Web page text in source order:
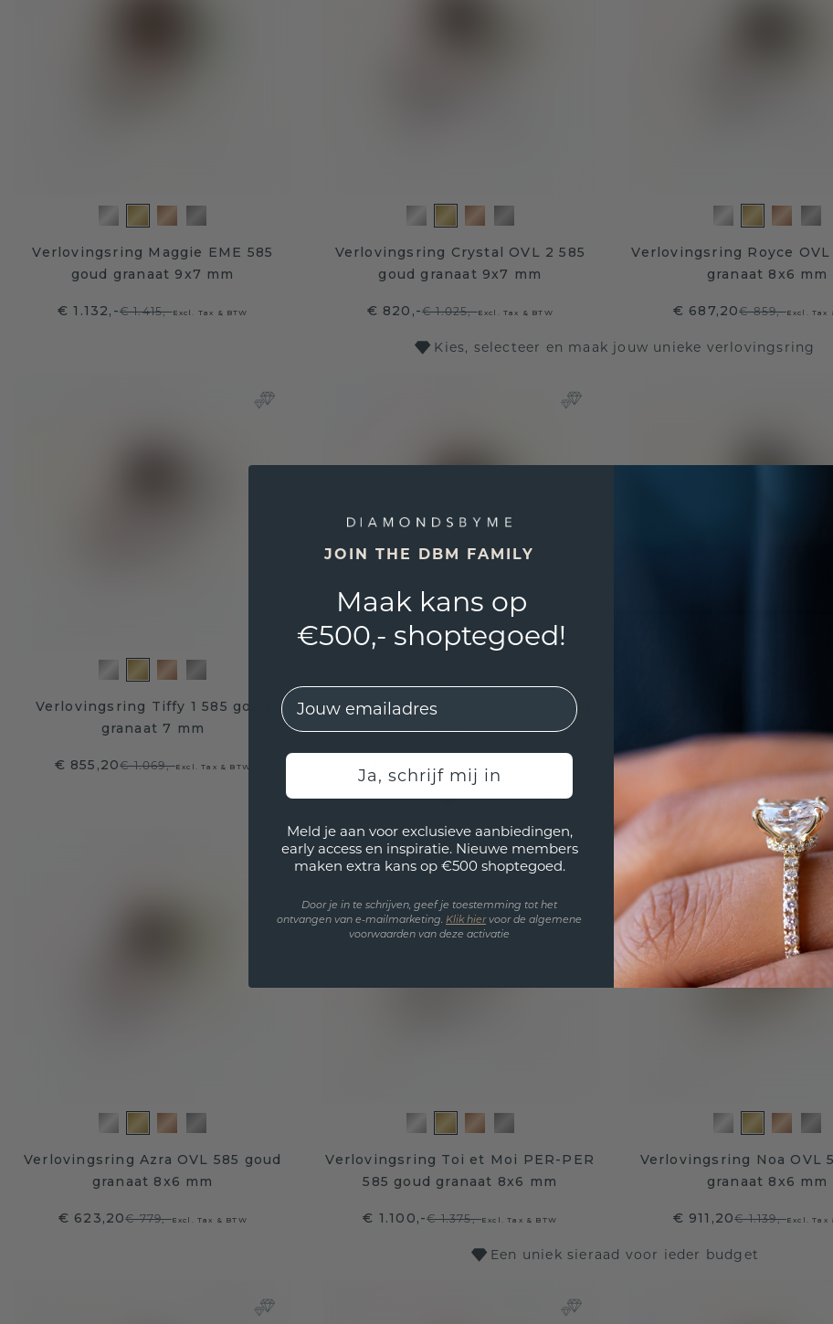
Verlovingsring Maggie EME 585
goud granaat 9x7 mm
€ 1.132,-€ 1.415,-Excl. Tax & BTW
Verlovingsring Crystal OVL 2 585
goud granaat 9x7 mm
€ 820,-€ 1.025,-Excl. Tax & BTW
Verlovingsring Royce OVL
granaat 8x6 mm
€ 687,20€ 859,-Excl. Tax
Kies, selecteer en maak jouw unieke verlovingsring
Verlovingsring Tiffy 1 585 goud
granaat 7 mm
€ 855,20€ 1.069,-Excl. Tax & BTW
Verlovingsring Azra RND 585 goud
granaat 7 mm
goud granaat 8x6
Stel online de ultieme verlovingsring samen
Verlovingsring Azra OVL 585 goud
granaat 8x6 mm
€ 623,20€ 779,-Excl. Tax & BTW
Verlovingsring Toi et Moi PER-PER
585 goud granaat 8x6 mm
€ 1.100,-€ 1.375,-Excl. Tax & BTW
Verlovingsring Noa OVL
granaat 8x6 mm
€ 911,20€ 1.139,-Excl. Tax
Een uniek sieraad voor ieder budget
JOIN THE DBM FAMILY
Maak kans op
€500,- shoptegoed!
EMail
Ja, schrijf mij in
Meld je aan voor exclusieve aanbiedingen,
early access en inspiratie. Nieuwe members
maken extra kans op €500 shoptegoed.
Door je in te schrijven, geef je toestemming tot het
ontvangen van e-mailmarketing. Klik hiervoor de algemene
voorwaarden van deze activatie